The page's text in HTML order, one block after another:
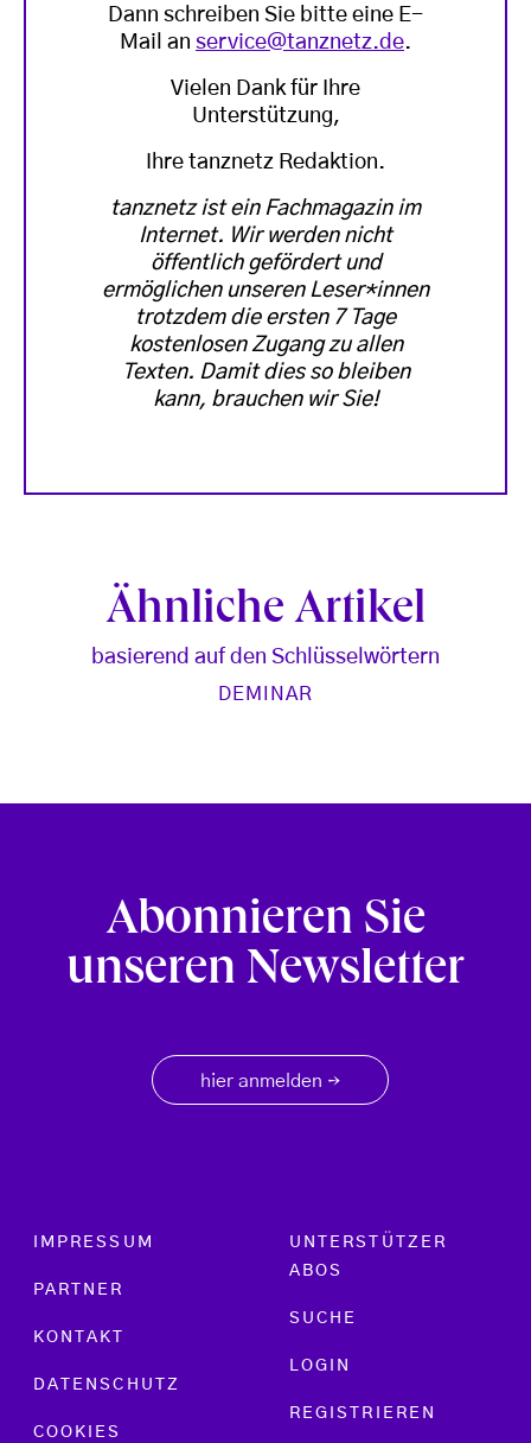
Dann schreiben Sie bitte eine E-
Mail an service@tanznetz.de.
Vielen Dank für Ihre
Unterstützung,
Ihre tanznetz Redaktion.
tanznetz ist ein Fachmagazin im
Internet. Wir werden nicht
öffentlich gefördert und
ermöglichen unseren Leser*innen
trotzdem die ersten 7 Tage
kostenlosen Zugang zu allen
Texten. Damit dies so bleiben
kann, brauchen wir Sie!
Ähnliche Artikel
basierend auf den Schlüsselwörtern
DEMINAR
Abonnieren Sie
unseren Newsletter
hier anmelden →
Footer menu
IMPRESSUM
PARTNER
KONTAKT
DATENSCHUTZ
COOKIES
UNTERSTÜTZER
ABOS
SUCHE
LOGIN
REGISTRIEREN